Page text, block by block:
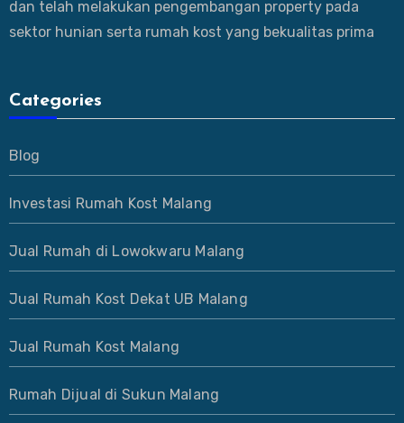
dan telah melakukan pengembangan property pada
sektor hunian serta rumah kost yang bekualitas prima
Categories
Blog
Investasi Rumah Kost Malang
Jual Rumah di Lowokwaru Malang
Jual Rumah Kost Dekat UB Malang
Jual Rumah Kost Malang
Rumah Dijual di Sukun Malang